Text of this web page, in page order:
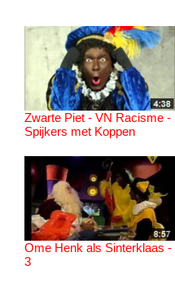
Zwarte Piet - VN Racisme -
Spijkers met Koppen
Ome Henk als Sinterklaas -
3